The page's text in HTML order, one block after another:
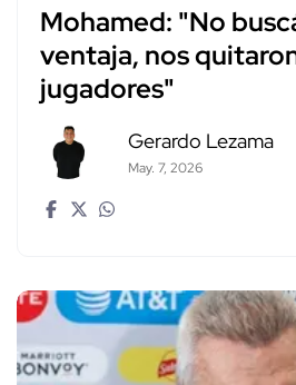
Mohamed: "No
ventaja, nos
jugadores"
Gerardo Lezama
May. 7, 2026